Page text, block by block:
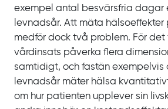
exempel antal besvärsfria dagar
levnadsår. Att mäta
medför dock två problem. För det
vårdinsats påverka flera
samtidigt, och fastän exempelvis
levnadsår mäter hälsa
om hur patienten upplever sin